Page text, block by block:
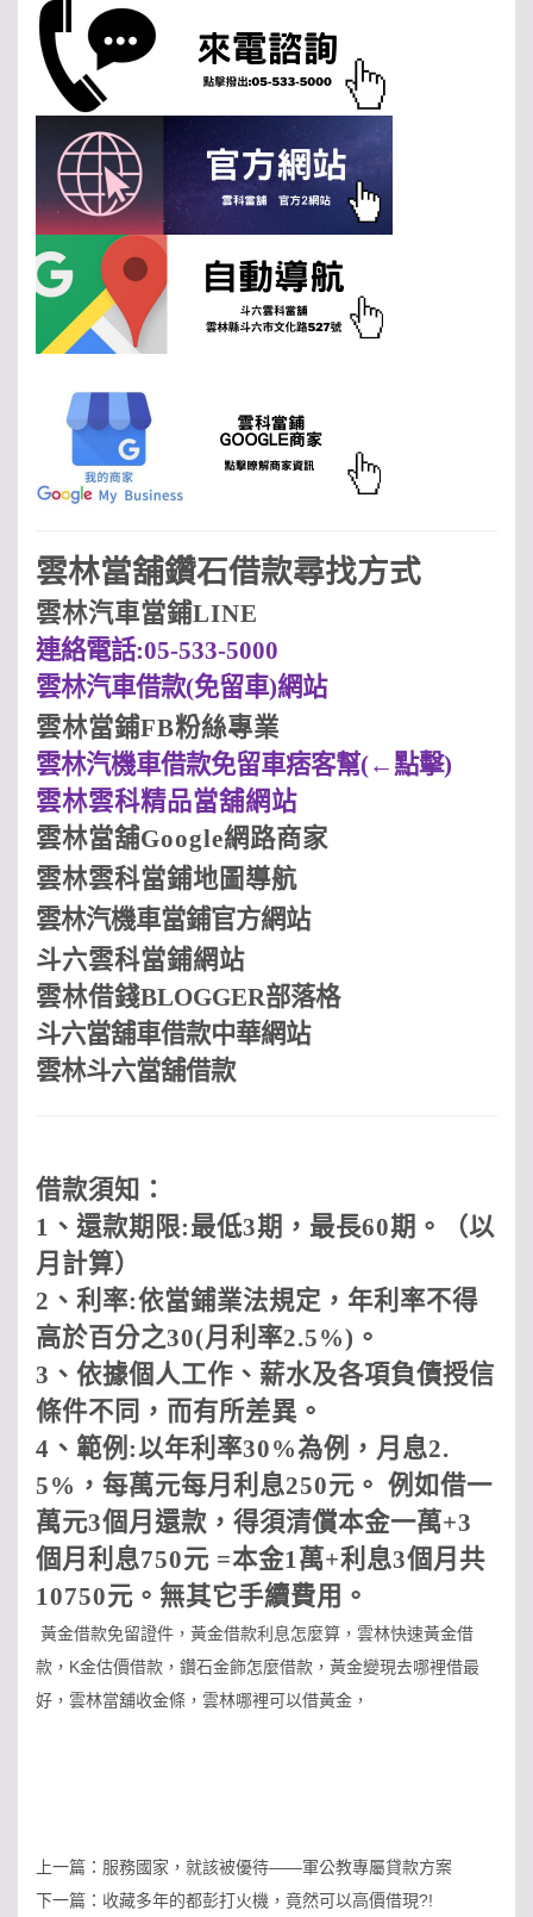
雲林當舖鑽石借款尋找方式
雲林汽車當鋪LINE
連絡電話:05-533-5000
雲林汽車借款(免留車)網站
雲林當鋪FB粉絲專業
雲林汽機車借款免留車痞客幫(←點擊)
雲林雲科精品當舖網站
雲林當舖Google網路商家
雲林雲科當鋪地圖導航
雲林汽機車當鋪官方網站
斗六雲科當鋪網站
雲林借錢BLOGGER部落格
斗六當舖車借款中華網站
雲林斗六當舖借款
借款須知：
1 、還款期限:最低3期，最長60期。（以
月計算）
2 、利率:依當鋪業法規定，年利率不得
高於百分之30(月利率2.5%) 。
3 、依據個人工作、薪水及各項負債授信
條件不同，而有所差異。
4 、範例 :以年利率30%為例，月息2.
5% ，每萬元每月利息250元。 例如借一
萬元3個月還款，得須清償本金一萬+3
個月利息750元 =本金1萬+利息3個月共
10750元。無其它手續費用 。
黃金借款免留證件，黃金借款利息怎麼算，雲林快速黃金借
款，K金估價借款，鑽石金飾怎麼借款，黃金變現去哪裡借最
好，雲林當舖收金條，雲林哪裡可以借黃金，
上一篇： 服務國家，就該被優待——軍公教專屬貸款方案
下一篇： 收藏多年的都彭打火機，竟然可以高價借現?!